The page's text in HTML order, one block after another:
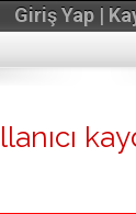
Giriş Yap |